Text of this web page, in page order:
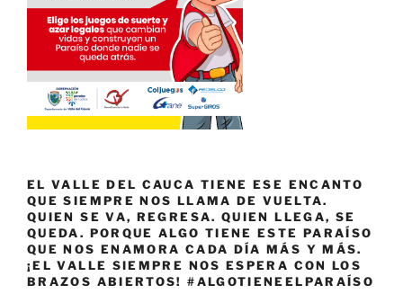
EL VALLE DEL CAUCA TIENE ESE ENCANTO
QUE SIEMPRE NOS LLAMA DE VUELTA.
QUIEN SE VA, REGRESA. QUIEN LLEGA, SE
QUEDA. PORQUE ALGO TIENE ESTE PARAÍSO
QUE NOS ENAMORA CADA DÍA MÁS Y MÁS.
¡EL VALLE SIEMPRE NOS ESPERA CON LOS
BRAZOS ABIERTOS! #ALGOTIENEELPARAÍSO